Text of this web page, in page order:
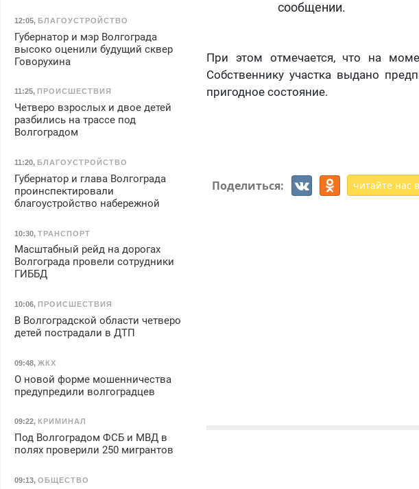
сообщении.
При этом отмечается, что на
Собственнику участка выдано
пригодное состояние.
Поделиться: читайте нас в
12:05, БЛАГОУСТРОЙСТВО
Губернатор и мэр Волгограда
высоко оценили будущий сквер
Говорухина
11:25, ПРОИСШЕСТВИЯ
Четверо взрослых и двое детей
разбились на трассе под
Волгоградом
11:20, БЛАГОУСТРОЙСТВО
Губернатор и глава Волгограда
проинспектировали
благоустройство набережной
10:30, ТРАНСПОРТ
Масштабный рейд на дорогах
Волгограда провели сотрудники
ГИББД
10:06, ПРОИСШЕСТВИЯ
В Волгоградской области четверо
детей пострадали в ДТП
09:48, ЖКХ
О новой форме мошенничества
предупредили волгоградцев
09:22, КРИМИНАЛ
Под Волгоградом ФСБ и МВД в
полях проверили 250 мигрантов
09:13, ОБЩЕСТВО